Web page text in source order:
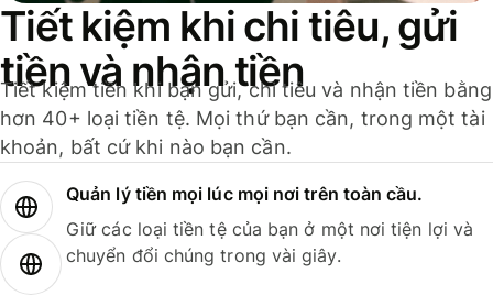
Tiết kiệm khi chi tiêu, gửi
tiền và nhận tiền
Tiết kiệm tiền khi bạn gửi, chi tiêu và nhận tiền bằng
hơn 40+ loại tiền tệ. Mọi thứ bạn cần, trong một tài
khoản, bất cứ khi nào bạn cần.
Quản lý tiền mọi lúc mọi nơi trên toàn cầu.
Giữ các loại tiền tệ của bạn ở một nơi tiện lợi và
chuyển đổi chúng trong vài giây.